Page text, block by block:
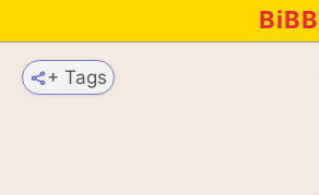
BiBB
+ Tags